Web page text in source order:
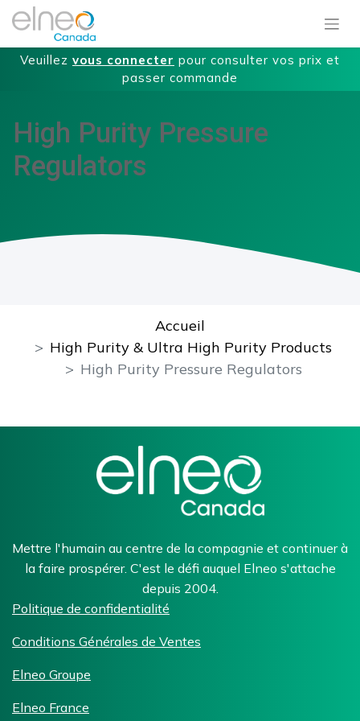
Veuillez vous connecter pour consulter vos prix et
passer commande
High Purity Pressure
Regulators
Accueil
High Purity & Ultra High Purity Products
High Purity Pressure Regulators
Mettre l'humain au centre de la compagnie et continuer à
la faire prospérer. C'est le défi auquel Elneo s'attache
depuis 2004.
Politique de confidentialité
Conditions Générales de Ventes
Elneo Groupe
Elneo France